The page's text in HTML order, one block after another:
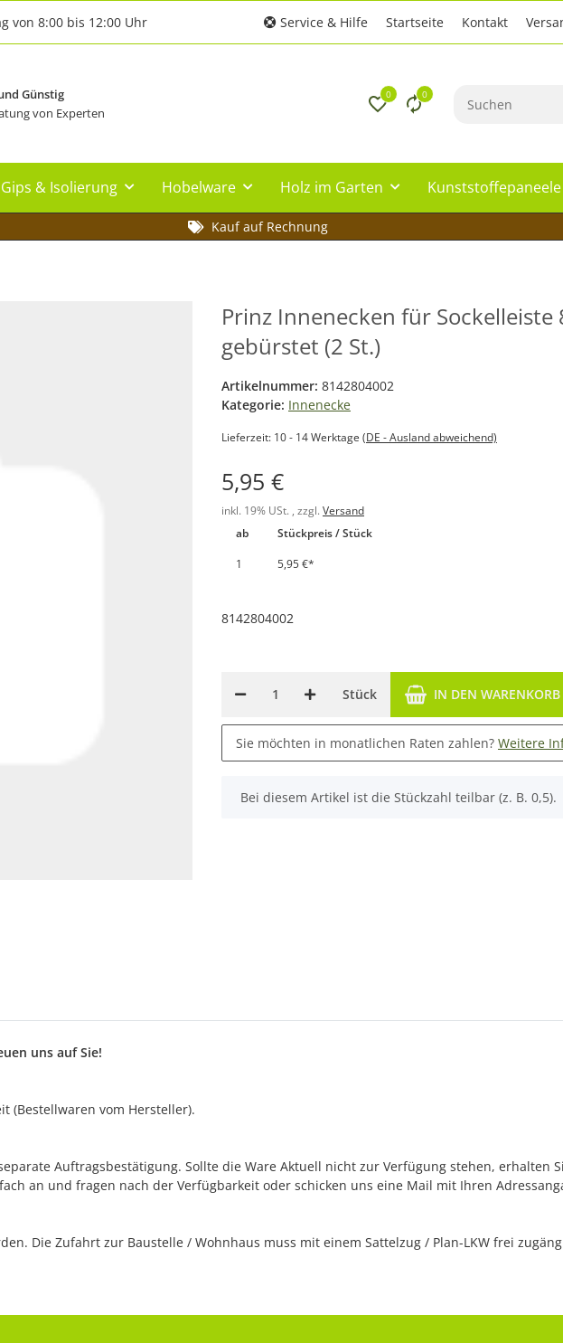
von 8:00 bis 12:00 Uhr Service & Hilfe Startseite Kontakt
Günstig
von Experten
0 0
Gips & Isolierung Hobelware Holz im Garten Kunststoffepaneele
Kauf auf Rechnung
Prinz Innenecken für
gebürstet (2 St.)
Artikelnummer: 8142804002
Kategorie: Innenecke
Lieferzeit: 10 - 14 Werktage (DE - Ausland abweichend)
5,95 €
inkl. 19% USt. , zzgl. Versand
ab
Stückpreis / Stück
1
5,95 €*
8142804002
Stück IN DEN WARENKORB
Sie möchten in monatlichen Raten zahlen? Weitere
x
Bei diesem Artikel ist die Stückzahl teilbar (z. B. 0,5).
uns auf Sie!
(Bestellwaren vom Hersteller).
Auftragsbestätigung. Sollte die Ware Aktuell nicht zur Verfügung stehen, erhalten
an und fragen nach der Verfügbarkeit oder schicken uns eine Mail mit Ihren
Die Zufahrt zur Baustelle / Wohnhaus muss mit einem Sattelzug / Plan-LKW frei